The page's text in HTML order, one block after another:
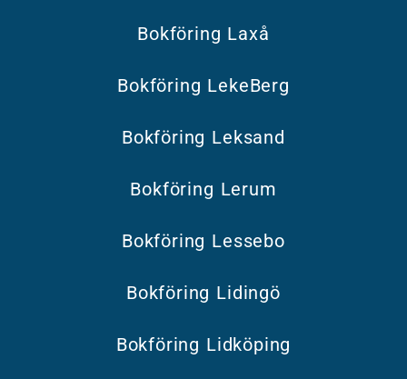
Bokföring Laxå
Bokföring LekeBerg
Bokföring Leksand
Bokföring Lerum
Bokföring Lessebo
Bokföring Lidingö
Bokföring Lidköping